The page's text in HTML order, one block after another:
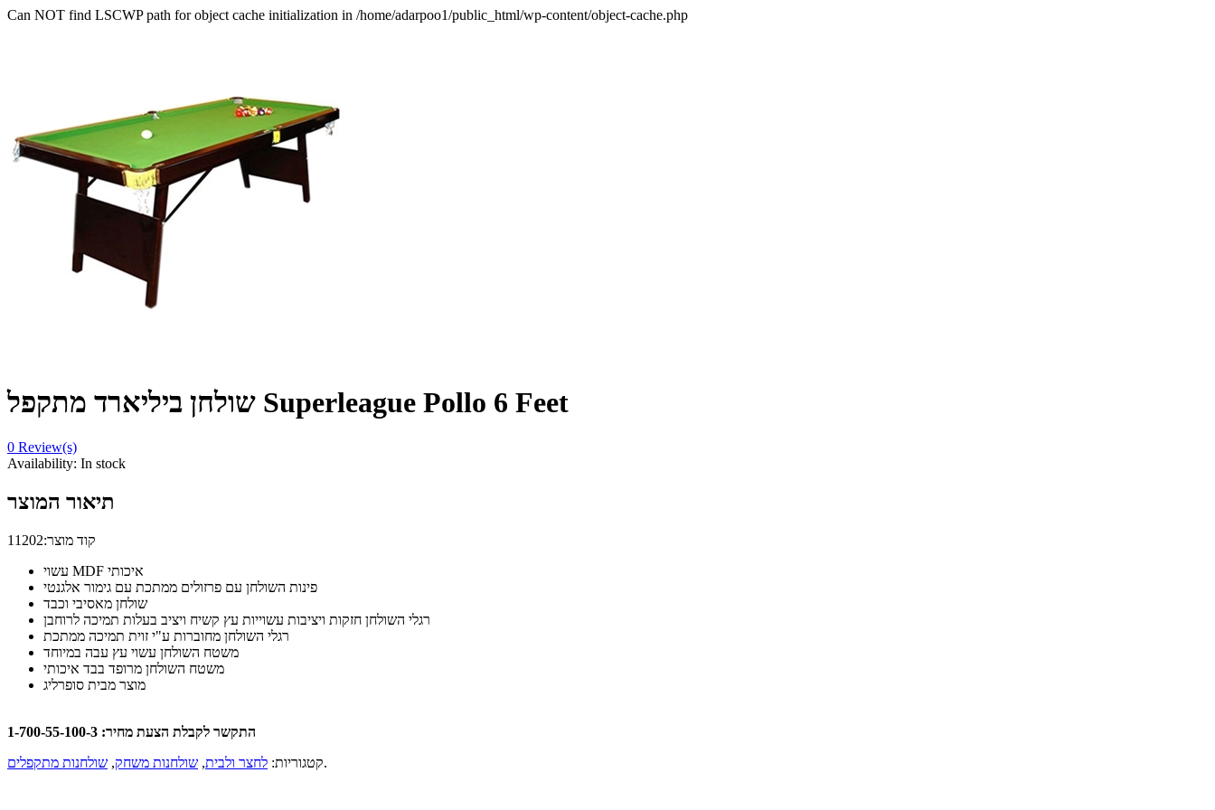
Can NOT find LSCWP path for object cache initialization in /home/adarpoo1/public_html/wp-content/object-cache.php
שולחן ביליארד מתקפל Superleague Pollo 6 Feet
0 Review(s)
Availability: In stock
תיאור המוצר
קוד מוצר:11202
עשוי MDF איכותי
פינות השולחן עם פרזולים ממתכת עם גימור אלגנטי
שולחן מאסיבי וכבד
רגלי השולחן חזקות ויציבות עשוייות עץ קשיח ויציב בעלות תמיכה לרוחבן
רגלי השולחן מחוברות ע"י זוית תמיכה ממתכת
משטח השולחן עשוי עץ עבה במיוחד
משטח השולחן מרופד בבד איכותי
מוצר מבית סופרליג
התקשר לקבלת הצעת מחיר: 1-700-55-100-3
קטגוריות: לחצר ולבית, שולחנות משחק, שולחנות מתקפלים .